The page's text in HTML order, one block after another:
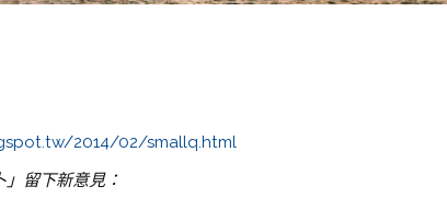
2014/02/smallq.html
留下新意見：